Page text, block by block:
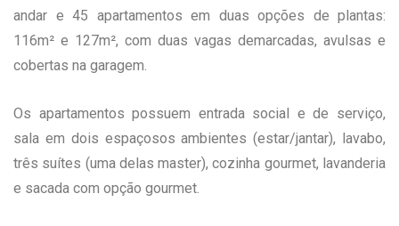
andar e 45 apartamentos em duas opções de plantas:
116m² e 127m², com duas vagas demarcadas, avulsas e
cobertas na garagem.
Os apartamentos possuem entrada social e de serviço,
sala em dois espaçosos ambientes (estar/jantar), lavabo,
três suítes (uma delas master), cozinha gourmet, lavanderia
e sacada com opção gourmet.